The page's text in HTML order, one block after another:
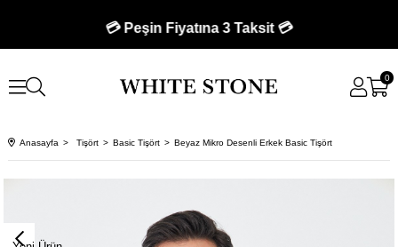
💳 Peşin Fiyatına 3 Taksit 💳
0
Anasayfa Tişört Basic Tişört Beyaz Mikro Desenli Erkek Basic Tişört